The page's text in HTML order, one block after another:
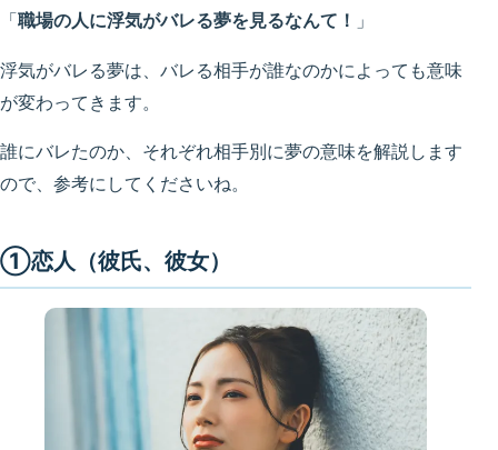
「職場の人に浮気がバレる夢を見るなんて！ 」
浮気がバレる夢は、バレる相手が誰なのかによっても意味
が変わってきます。
誰にバレたのか、それぞれ相手別に夢の意味を解説します
ので、参考にしてくださいね。
①恋人（彼氏、彼女）